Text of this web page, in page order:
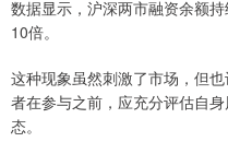
数据显示，沪深两市融资余额
10倍。
这种现象虽然刺激了市场，但
者在参与之前，应充分评估自
态。